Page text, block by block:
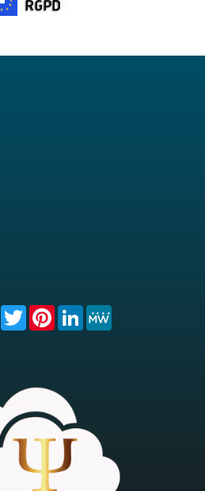
FacebookTwitterPinterest
LinkedIn